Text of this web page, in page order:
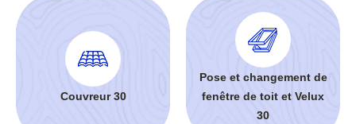
Couvreur 30
Pose et changement de
fenêtre de toit et Velux
30